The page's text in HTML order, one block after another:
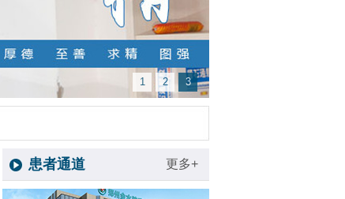
1 2 3
患者通道 更多+